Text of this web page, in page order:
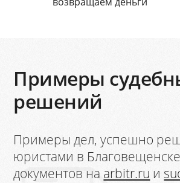
Примеры
решений
Примеры дел, успешно
юристами в
документов на arbitr.ru и